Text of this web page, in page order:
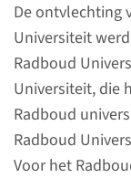
De ontvlechting
Universiteit
Radboud
Universiteit, die
Radboud
Radboud
Voor het